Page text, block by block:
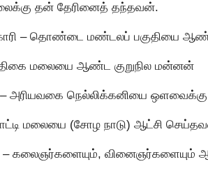
தன் தேரினைத் தந்தவன்.
– தொண்டை மண்டலப் பகுதியை
மலையை ஆண்ட குறுநில மன்னன்
அரியவகை நெல்லிக்கனியை
மலையை (சோழ நாடு) ஆட்சி
– கலைஞர்களையும், வினைஞர்களையும்